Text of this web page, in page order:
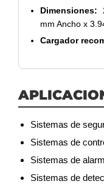
Dimensiones:
mm Ancho x
Cargador
Sistemas de
Sistemas de
Sistemas de
Sistemas de